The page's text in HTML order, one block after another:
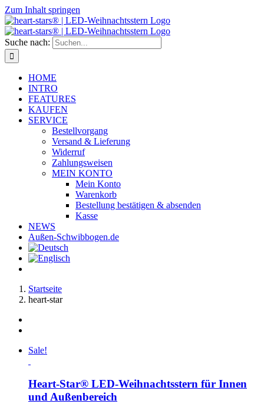
Zum Inhalt springen
Suche nach:
HOME
INTRO
FEATURES
KAUFEN
SERVICE
Bestellvorgang
Versand & Lieferung
Widerruf
Zahlungsweisen
MEIN KONTO
Mein Konto
Warenkorb
Bestellung bestätigen & absenden
Kasse
NEWS
Außen-Schwibbogen.de
Startseite
heart-star
Sale!
Heart-Star® LED-Weihnachtsstern für Innen
und Außenbereich